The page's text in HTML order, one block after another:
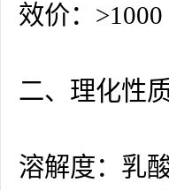
效价：
二、理化性
溶解度：乳